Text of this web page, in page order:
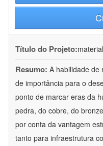
Título do Projeto:
Resumo: A habilidade de
de importância para o
ponto de marcar eras da
pedra, do cobre, do
por conta da vantagem
tanto para infraestrutura